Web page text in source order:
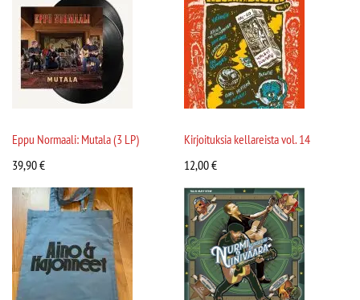
Eppu Normaali: Mutala (3 LP)
39,90€
Kirjoituksia kellareista vol. 14
12,00€